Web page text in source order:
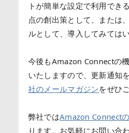
トが簡単な設定で利用でき
点の創出策として、または
ルとして、導入してみては
今後もAmazon Connectの
いたしますので、更新通知
社のメールマガジンをぜひ
弊社ではAmazon Connect
ります。お気軽にお問い合